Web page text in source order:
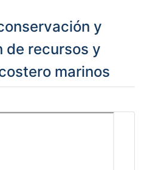
y
de recursos y
marinos